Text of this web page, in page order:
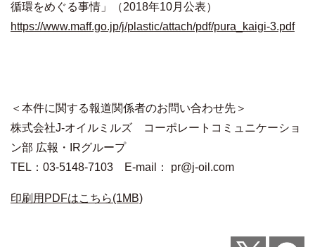
循環をめぐる事情」（2018年10月公表）
https://www.maff.go.jp/j/plastic/attach/pdf/pura_kaigi-3.pdf
＜本件に関する報道関係者のお問い合わせ先＞
株式会社J-オイルミルズ コーポレートコミュニケーショ
ン部 広報・
IRグループ
TEL： 03-5148-7103 E-mail ： pr@j-oil.com
印刷用PDFはこちら(1MB)